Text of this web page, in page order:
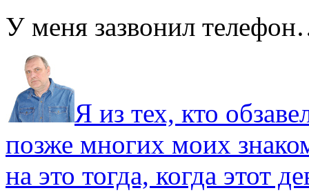
У меня зазвонил
Я из тех, кто
позже многих моих
на это тогда, когда этот